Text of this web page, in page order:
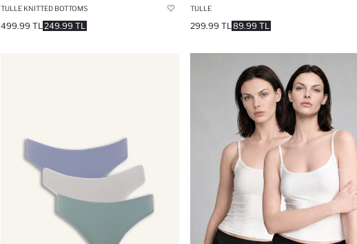
TULLE KNITTED BOTTOMS
249.99 TL
499.99 TL
TULLE
89.99 TL
299.99 TL